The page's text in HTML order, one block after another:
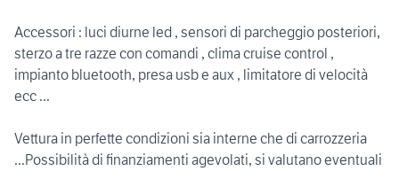
Accessori : luci diurne led , sensori di parcheggio posteriori,
sterzo a tre razze con comandi , clima cruise control ,
impianto bluetooth, presa usb e aux , limitatore di velocità
ecc ...
Vettura in perfette condizioni sia interne che di carrozzeria
...Possibilità di finanziamenti agevolati, si valutano eventuali